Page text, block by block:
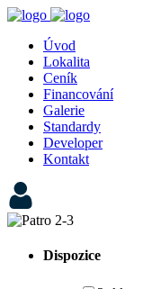
Úvod
Lokalita
Ceník
Financování
Galerie
Standardy
Developer
Kontakt
Dispozice